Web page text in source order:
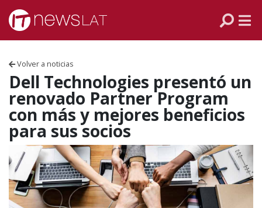
Skip to content
Volver a noticias
Dell Technologies presentó un
renovado Partner Program
con más y mejores beneficios
para sus socios
VENEZUELA
ECUADOR
PERÚ
CHILE
ARGENTINA